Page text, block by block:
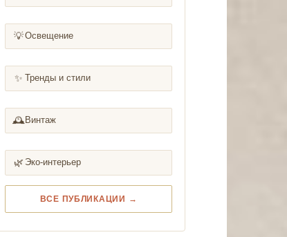
💡Освещение
✨ Тренды и стили
🕰️ Винтаж
🌿 Эко-интерьер
ВСЕ ПУБЛИКАЦИИ →